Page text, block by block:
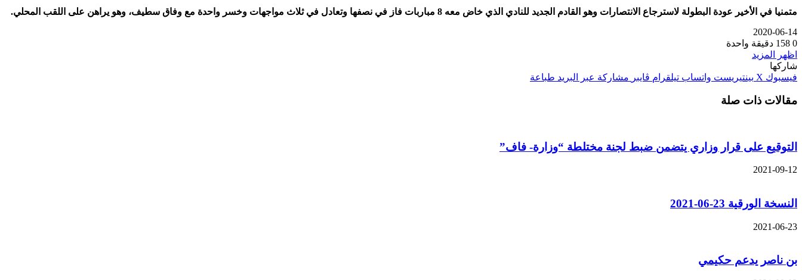
متمنيا في الأخير عودة البطولة لاسترجاع الانتصارات وهو القادم الجديد للنادي الذي خاض معه 8 مباربات فاز في نصفها وتعادل في ثلاث مواجهات وخسر واحدة مع وفاق سطيف، وهو يراهن على اللقب المحلي.
2020-06-14
0
دقيقة واحدة
اظهر المزيد
شاركها
فيسبوك ‫X بينتيريست واتساب تيلقرام ڤايبر مشاركة عبر البريد طباعة
مقالات ذات صلة
التوقيع على قرار وزاري يتضمن ضبط لجنة مختلطة “وزارة- فاف”
2021-09-12
النسخة الورقية 23-06-2021
2021-06-23
بن ناصر يدعم حكيمي